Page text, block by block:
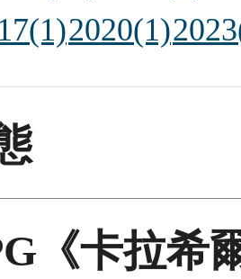
2020(1)
《卡拉希